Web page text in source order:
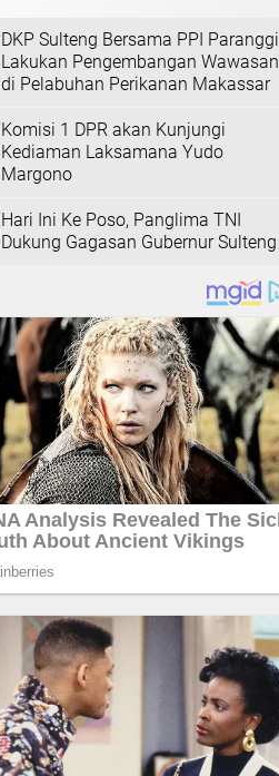
DKP Sulteng Bersama PPI Paranggi
Lakukan Pengembangan Wawasan
di Pelabuhan Perikanan Makassar
Komisi 1 DPR akan Kunjungi
Kediaman Laksamana Yudo
Margono
Hari Ini Ke Poso, Panglima TNI
Dukung Gagasan Gubernur Sulteng